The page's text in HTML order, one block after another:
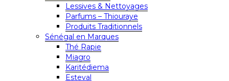
Lessives & Nettoyages
Parfums – Thiouraye
Produits Traditionnels
Sénégal en Marques
Thé Rapie
Miagro
Karitédiema
Esteval